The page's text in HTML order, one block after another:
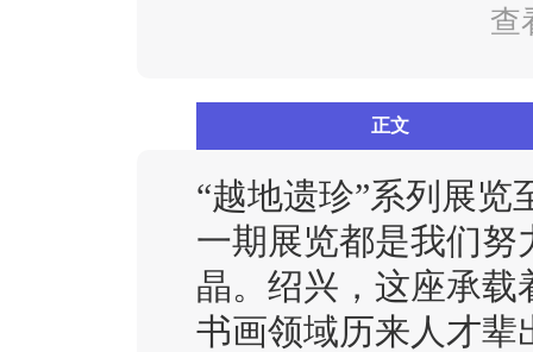
查
正文
“越地遗珍”系列展
一期展览都是我们努
晶。绍兴，这座承载
书画领域历来人才辈